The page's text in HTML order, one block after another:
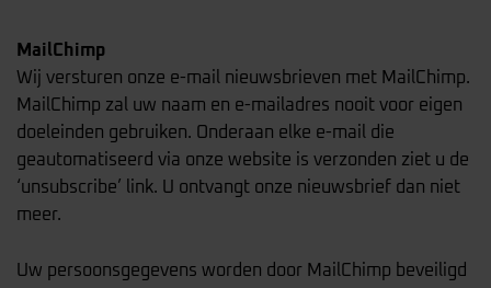
MailChimp
Wij versturen onze e-mail nieuwsbrieven met MailChimp.
MailChimp zal uw naam en e-mailadres nooit voor eigen
doeleinden gebruiken. Onderaan elke e-mail die
geautomatiseerd via onze website is verzonden ziet u de
‘unsubscribe’ link. U ontvangt onze nieuwsbrief dan niet
meer.
Uw persoonsgegevens worden door MailChimp beveiligd